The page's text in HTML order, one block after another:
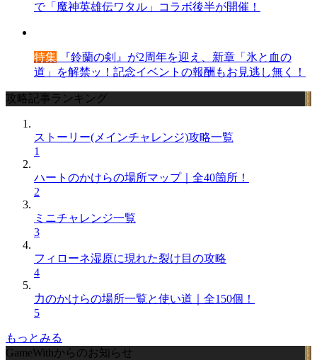
で「魔神英雄伝ワタル」コラボ後半が開催！
特集 『鈴蘭の剣』が2周年を迎え、新章「氷と血の
道」を解禁ッ！記念イベントの報酬もお見逃し無く！
攻略記事ランキング
ストーリー(メインチャレンジ)攻略一覧
1
ハートのかけらの場所マップ｜全40箇所！
2
ミニチャレンジ一覧
3
フィローネ湿原に現れた裂け目の攻略
4
力のかけらの場所一覧と使い道｜全150個！
5
もっとみる
GameWithからのお知らせ